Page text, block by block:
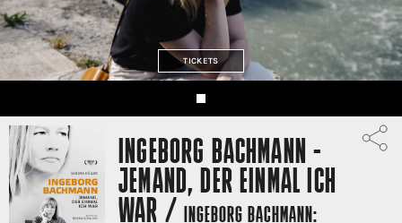
TICKETS
INGEBORG BACHMANN -
JEMAND, DER EINMAL ICH
WAR / INGEBORG BACHMANN: